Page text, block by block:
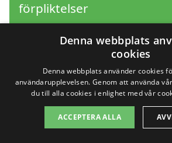
förpliktelser
Sök efter en
professionell
magasinering i
Denna webbplats
cookies
Denna webbplats använder cookies
användarupplevelsen. Genom att använda
du till alla cookies i enlighet med vår
ACCEPTERA ALLA